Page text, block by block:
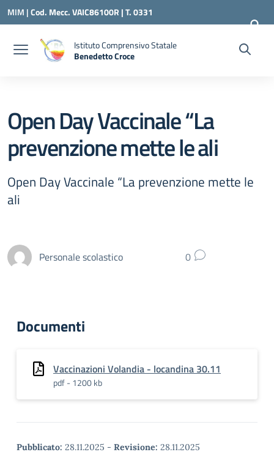
Vai ai contenuti
Vai al menu di navigazione
Vai al footer
MIM |Cod. Mecc. VAIC86100R | T. 0331
240260 | VAIC86100R@ISTRUZIONE.IT
Istituto Comprensivo Statale
Benedetto Croce
Open Day Vaccinale “La
prevenzione mette le ali
Open Day Vaccinale “La prevenzione mette le
ali
Personale scolastico 0
Documenti
Vaccinazioni Volandia - locandina 30.11
pdf - 1200 kb
Pubblicato: 28.11.2025 - Revisione: 28.11.2025